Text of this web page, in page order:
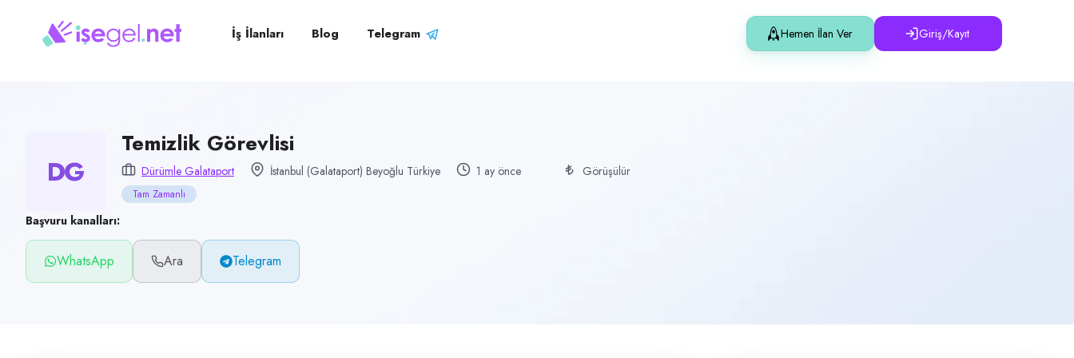
Temizlik Görevlisi
Beyoğlu, İstanbul (Galataport)
Çalışma şekli
Tam Zamanlı
Yayın tarihi
22 Haziran 2026
İş İlanları Blog Telegram Hemen İlan Ver Giriş/Kayıt
DG
Temizlik Görevlisi
Dürümle Galataport İstanbul (Galataport) Beyoğlu Türkiye 1 ay önce Görüşülür
Tam Zamanlı
Başvuru kanalları:
WhatsApp Ara Telegram